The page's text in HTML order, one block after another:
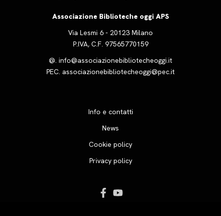
Associazione Biblioteche oggi APS
Via Lesmi 6 - 20123 Milano
P.IVA, C.F. 97565770159
@. info@associazionebibliotecheoggi.it
PEC. associazionebibliotecheoggi@pec.it
Info e contatti
News
Cookie policy
Privacy policy